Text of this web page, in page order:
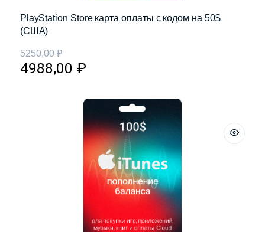
PlayStation Store карта оплаты с кодом на 50$
(США)
5250,00₽
4988,00 ₽